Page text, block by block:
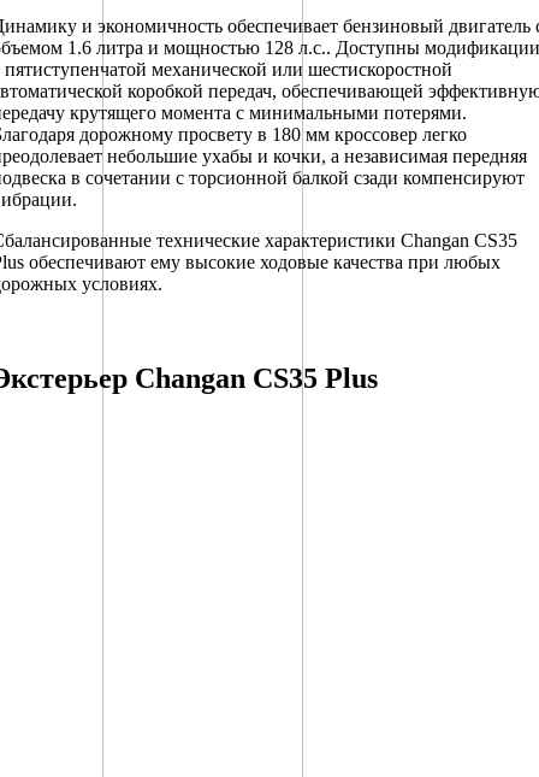
и экономичность обеспечивает бензиновый двигатель
1.6 литра и мощностью 128 л.с.. Доступны модификации
пятиступенчатой механической или шестискоростной
коробкой передач, обеспечивающей
крутящего момента с минимальными потерями.
дорожному просвету в 180 мм кроссовер легко
небольшие ухабы и кочки, а независимая передняя
в сочетании с торсионной балкой сзади компенсируют
технические характеристики Changan CS35
обеспечивают ему высокие ходовые качества при любых
условиях.
Changan CS35 Plus